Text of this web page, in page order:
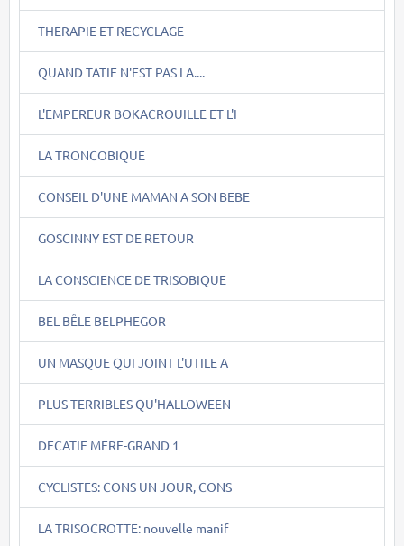
THERAPIE ET RECYCLAGE
QUAND TATIE N'EST PAS LA....
L'EMPEREUR BOKACROUILLE ET L'I
LA TRONCOBIQUE
CONSEIL D'UNE MAMAN A SON BEBE
GOSCINNY EST DE RETOUR
LA CONSCIENCE DE TRISOBIQUE
BEL BÊLE BELPHEGOR
UN MASQUE QUI JOINT L'UTILE A
PLUS TERRIBLES QU'HALLOWEEN
DECATIE MERE-GRAND 1
CYCLISTES: CONS UN JOUR, CONS
LA TRISOCROTTE: nouvelle manif